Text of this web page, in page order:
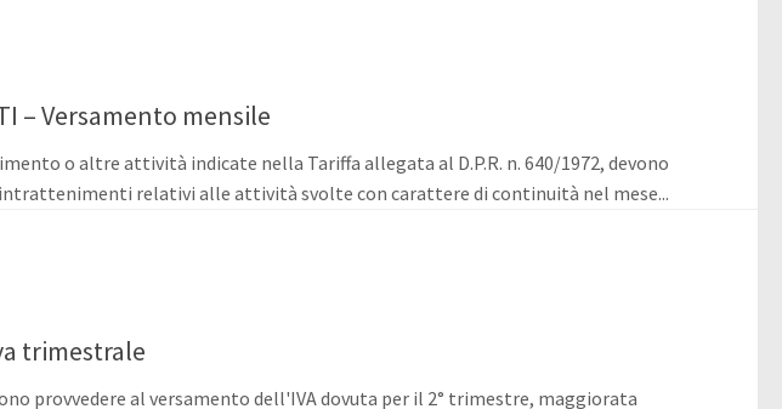
– Versamento mensile
o altre attività indicate nella Tariffa allegata al D.P.R. n. 640/1972, devono
relativi alle attività svolte con carattere di continuità nel mese...
trimestrale
provvedere al versamento dell'IVA dovuta per il 2° trimestre, maggiorata